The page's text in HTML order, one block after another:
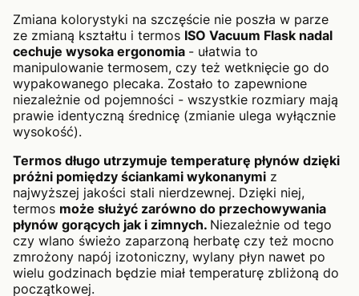
Zmiana kolorystyki na szczęście nie poszła w parze
ze zmianą kształtu i termos ISO Vacuum Flask nadal
cechuje wysoka ergonomia - ułatwia to
manipulowanie termosem, czy też wetknięcie go do
wypakowanego plecaka. Zostało to zapewnione
niezależnie od pojemności - wszystkie rozmiary mają
prawie identyczną średnicę (zmianie ulega wyłącznie
wysokość).
Termos długo utrzymuje temperaturę płynów dzięki
próżni pomiędzy ściankami wykonanymi z
najwyższej jakości stali nierdzewnej. Dzięki niej,
termos może służyć zarówno do przechowywania
płynów gorących jak i zimnych. Niezależnie od tego
czy wlano świeżo zaparzoną herbatę czy też mocno
zmrożony napój izotoniczny, wylany płyn nawet po
wielu godzinach będzie miał temperaturę zbliżoną do
początkowej.